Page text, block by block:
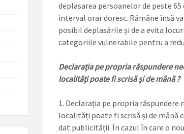
deplasarea persoanelor de peste
interval orar doresc. Rămâne însă
posibil deplasările și de a evita
categoriile vulnerabile pentru a
Declarația pe propria răspundere
localități poate fi scrisă și de mână ?
Declarația pe propria
localități poate fi scrisă și de
dat publicității. În cazul în care o